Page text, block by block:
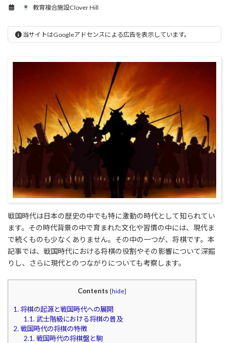
教育複合施設Clover Hill
当サイトはGoogleアドセンスによる広告を表示しています。
戦国時代は日本の歴史の中でも特に激動の時代として知られてい
ます。その時代背景の中で育まれた文化や習慣の中には、現代ま
で続くものも少なくありません。その中の一つが、将棋です。本
記事では、戦国時代における将棋の役割やその影響について深掘
りし、さらに現代とのつながりについても考察します。
Contents [hide]
1. 将棋の起源と戦国時代への展開
1.1. 武士階級における将棋の普及
2. 戦国時代の将棋の特徴
2.1. 戦国時代の将棋盤と駒